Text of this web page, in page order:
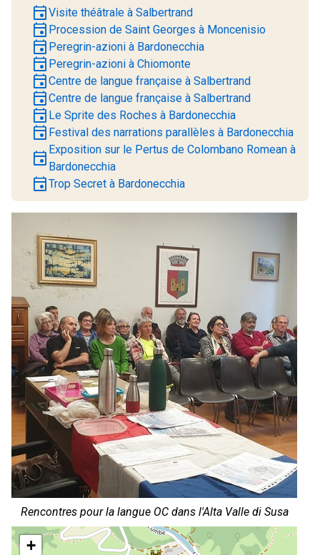
Rencontres pour la langue OC dans l'Alta Valle di Susa
+
eventVisite théâtrale à Salbertrand
event Procession de Saint Georges à Moncenisio
event Peregrin-azioni à Bardonecchia
event Peregrin-azioni à Chiomonte
eventCentre de langue française à Salbertrand
eventCentre de langue française à Salbertrand
event Le Sprite des Roches à Bardonecchia
event Festival des narrations parallèles à Bardonecchia
event Exposition sur le Pertus de Colombano Romean à
Bardonecchia
eventTrop Secret à Bardonecchia